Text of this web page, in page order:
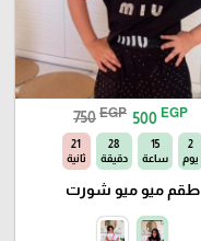
750 EGP 500 EGP
2
يوم
15
ساعة
28
دقيقة
20
ثانية
طقم ميو ميو شورت